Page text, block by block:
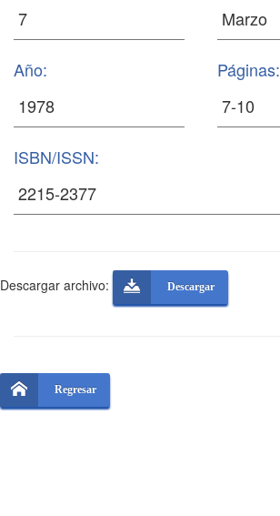
Año: Páginas:
ISBN/ISSN:
Descargar archivo: Descargar
Regresar